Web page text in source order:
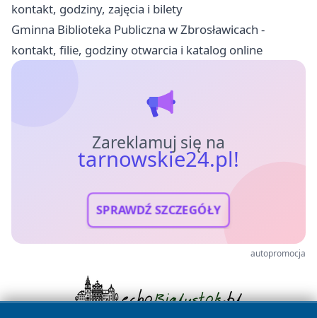
kontakt, godziny, zajęcia i bilety
Gminna Biblioteka Publiczna w Zbrosławicach -
kontakt, filie, godziny otwarcia i katalog online
Zareklamuj się na
tarnowskie24.pl!
SPRAWDŹ SZCZEGÓŁY
autopromocja